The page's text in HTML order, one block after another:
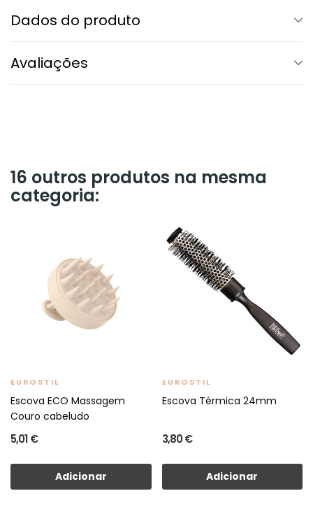
Dados do produto
Avaliações
16 outros produtos na mesma
categoria:
EUROSTIL
Escova ECO Massagem
Couro cabeludo
5,01 €
Adicionar
EUROSTIL
Escova Térmica 24mm
3,80 €
Adicionar